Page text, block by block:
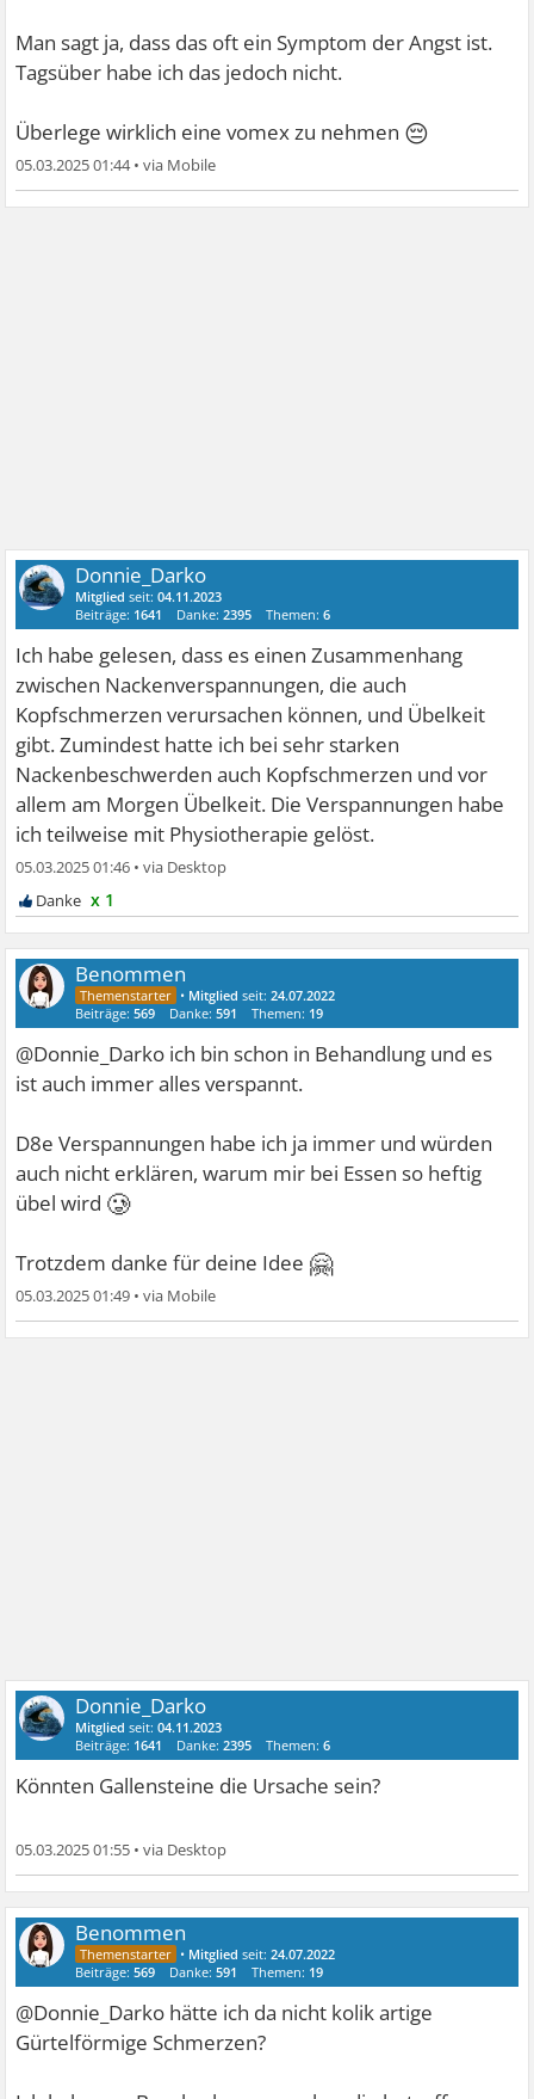
Man sagt ja, dass das oft ein Symptom der Angst ist.
Tagsüber habe ich das jedoch nicht.
Überlege wirklich eine vomex zu nehmen 😔
05.03.2025 01:44•
Donnie_Darko
Mitglied seit:04.11.2023
Beiträge: 1641 Danke:2395 Themen:6
Ich habe gelesen, dass es einen Zusammenhang
zwischen Nackenverspannungen, die auch
Kopfschmerzen verursachen können, und Übelkeit
gibt. Zumindest hatte ich bei sehr starken
Nackenbeschwerden auch Kopfschmerzen und vor
allem am Morgen Übelkeit. Die Verspannungen habe
ich teilweise mit Physiotherapie gelöst.
05.03.2025 01:46 •
x 1
Benommen
• Mitglied seit:24.07.2022
Beiträge:569 Danke:591 Themen: 19
@Donnie_Darko ich bin schon in Behandlung und es
ist auch immer alles verspannt.
D8e Verspannungen habe ich ja immer und würden
auch nicht erklären, warum mir bei Essen so heftig
übel wird 🥲
Trotzdem danke für deine Idee 🤗
05.03.2025 01:49 •
Donnie_Darko
Mitglied seit:04.11.2023
Beiträge: 1641 Danke:2395 Themen:6
Könnten Gallensteine die Ursache sein?
05.03.2025 01:55 •
Benommen
• Mitglied seit:24.07.2022
Beiträge:569 Danke:591 Themen: 19
@Donnie_Darko hätte ich da nicht kolik artige
Gürtelförmige Schmerzen?